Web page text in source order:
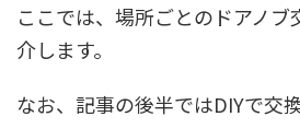
ここでは、場所ごとのドアノ
介します。
なお、記事の後半ではDIYで交